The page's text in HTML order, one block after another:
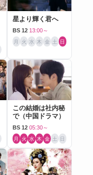
星より輝く君へ
BS 12 13:00～
月 火 水 木 金 土 日
この結婚は社内秘
で（中国ドラマ）
BS 12 05:30～
月 火 水 木 金 土 日